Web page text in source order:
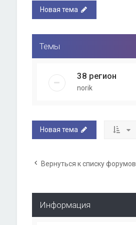
Новая тема
Темы
38 регион
norik
Новая тема
Вернуться к списку форумов
Информация